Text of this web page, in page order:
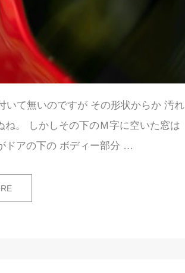
いて無いのですが その形状からか 汚れ
。 しかしその下のＭ字に空いた窓は
ドアの下の ボディー部分 …